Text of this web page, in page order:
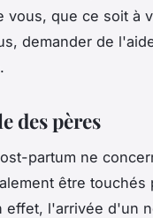
vous, que ce soit à
demander de
des pères
partum ne
être touchés
effet, l'arrivée d'un